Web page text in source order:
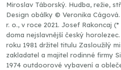
Miroslav Táborský. Hudba, režie,
Design obálky © Veronika
r. o., v roce 2021. Josef Rakoncaj
doma nejslavnější český
roku 1981 držitel titulu Zasloužilý
zakladatel a majitel rodinné firmy
1974 outdoorové vybavení a